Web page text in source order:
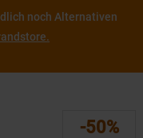
noch Alternativen
-50%